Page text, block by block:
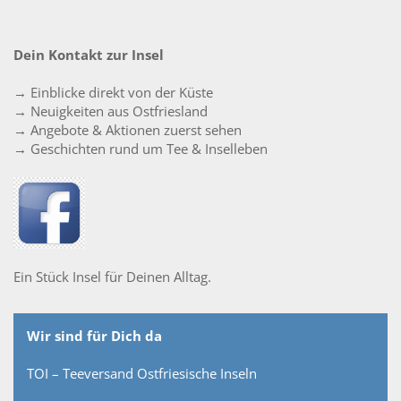
Dein Kontakt zur Insel
→ Einblicke direkt von der Küste
→ Neuigkeiten aus Ostfriesland
→ Angebote & Aktionen zuerst sehen
→ Geschichten rund um Tee & Inselleben
Ein Stück Insel für Deinen Alltag.
Wir sind für Dich da
TOI – Teeversand Ostfriesische Inseln